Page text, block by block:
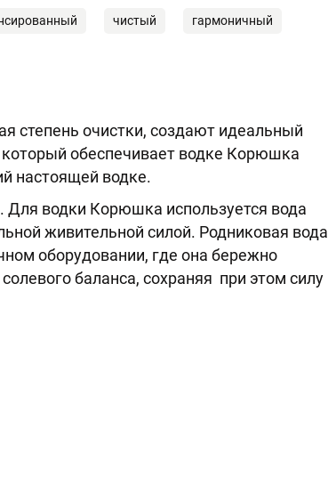
чистый гармоничный
степень очистки, создают идеальный
обеспечивает водке Корюшка
настоящей водке.
водки Корюшка используется вода
живительной силой. Родниковая вода
оборудовании, где она бережно
баланса, сохраняя при этом силу